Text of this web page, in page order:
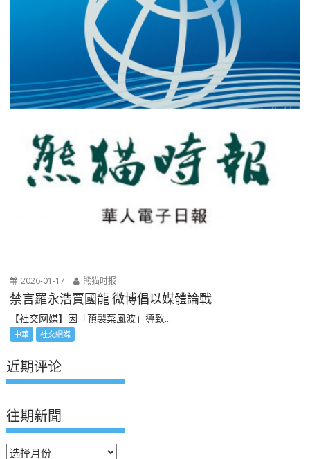
2026-01-17 熊猫时报
禁言羅永浩賈國龍 微博倡以媒體論戰
【社交网媒】因「預製菜風波」導致...
中華 社交網媒
近期评论
往期新聞
往